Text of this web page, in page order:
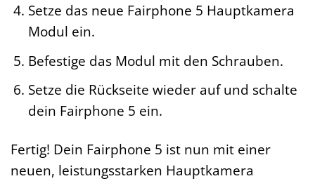
Setze das neue Fairphone 5 Hauptkamera
Modul ein.
Befestige das Modul mit den Schrauben.
Setze die Rückseite wieder auf und schalte
dein Fairphone 5 ein.
Fertig! Dein Fairphone 5 ist nun mit einer
neuen, leistungsstarken Hauptkamera